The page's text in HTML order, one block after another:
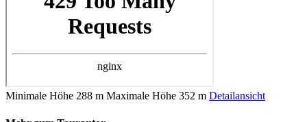
Minimale Höhe 288 m Maximale Höhe 352 m Detailansicht